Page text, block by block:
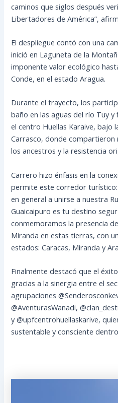
caminos que siglos después
Libertadores de América”,
El despliegue contó con una
inició en Laguneta de la
imponente valor ecológico
Conde, en el estado Aragua.
Durante el trayecto, los
baño en las aguas del río Tuy
el centro Huellas Karaive, bajo
Carrasco, donde
los ancestros y la resistencia
Carrero hizo énfasis en la
permite este corredor turístico:
en general a unirse a nuestra
Guaicaipuro es tu destino
conmemoramos la presencia
Miranda en estas tierras, con
estados: Caracas, Miranda y
Finalmente destacó que el
gracias a la sinergia entre el
agrupaciones
@AventurasWanadi,
y @upfcentrohuellaskarive,
sustentable y consciente